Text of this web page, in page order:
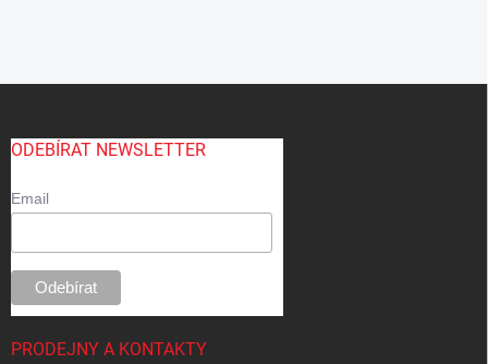
ODEBÍRAT NEWSLETTER
Email
PRODEJNY A KONTAKTY